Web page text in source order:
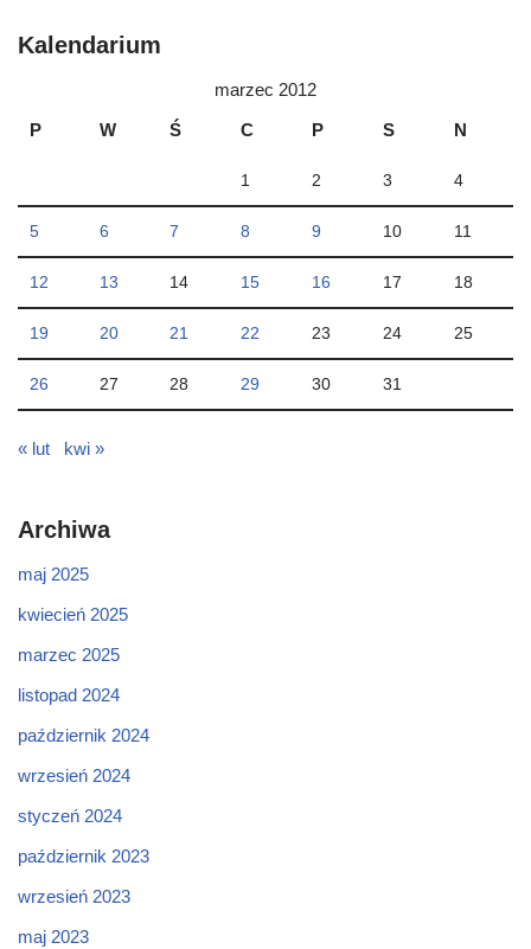
Kalendarium
marzec 2012
P
W Ś C P S N
1 2 3 4
5 6 7 8 9 10 11
12 13 14 15 16 17 18
19 20 21 22 23 24 25
26 27 28 29 30 31
« lut kwi »
Archiwa
maj 2025
kwiecień 2025
marzec 2025
listopad 2024
październik 2024
wrzesień 2024
styczeń 2024
październik 2023
wrzesień 2023
maj 2023